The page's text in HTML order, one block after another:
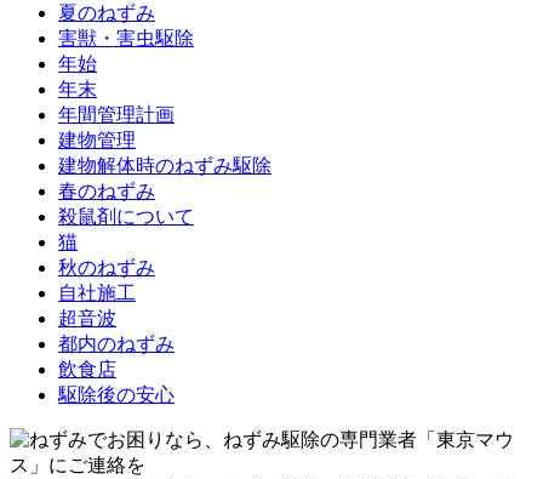
夏のねずみ
害獣・害虫駆除
年始
年末
年間管理計画
建物管理
建物解体時のねずみ駆除
春のねずみ
殺鼠剤について
猫
秋のねずみ
自社施工
超音波
都内のねずみ
飲食店
駆除後の安心